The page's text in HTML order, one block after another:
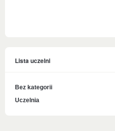
Lista uczelni
Bez kategorii
Uczelnia